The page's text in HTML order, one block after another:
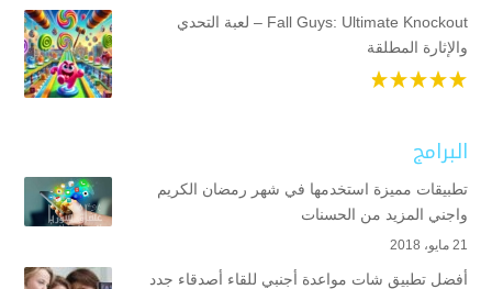
Fall Guys: Ultimate Knockout – لعبة التحدي
والإثارة المطلقة
البرامج
تطبيقات مميزة استخدمها في شهر رمضان الكريم
واجني المزيد من الحسنات
21 مايو، 2018
أفضل تطبيق شات مواعدة أجنبي للقاء أصدقاء جدد